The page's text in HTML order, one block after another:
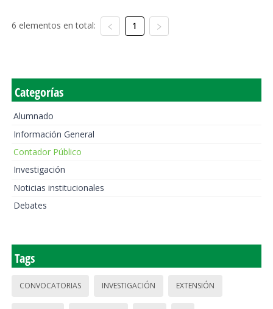
6 elementos en total: 1
Categorías
Alumnado
Información General
Contador Público
Investigación
Noticias institucionales
Debates
Tags
CONVOCATORIAS INVESTIGACIÓN EXTENSIÓN